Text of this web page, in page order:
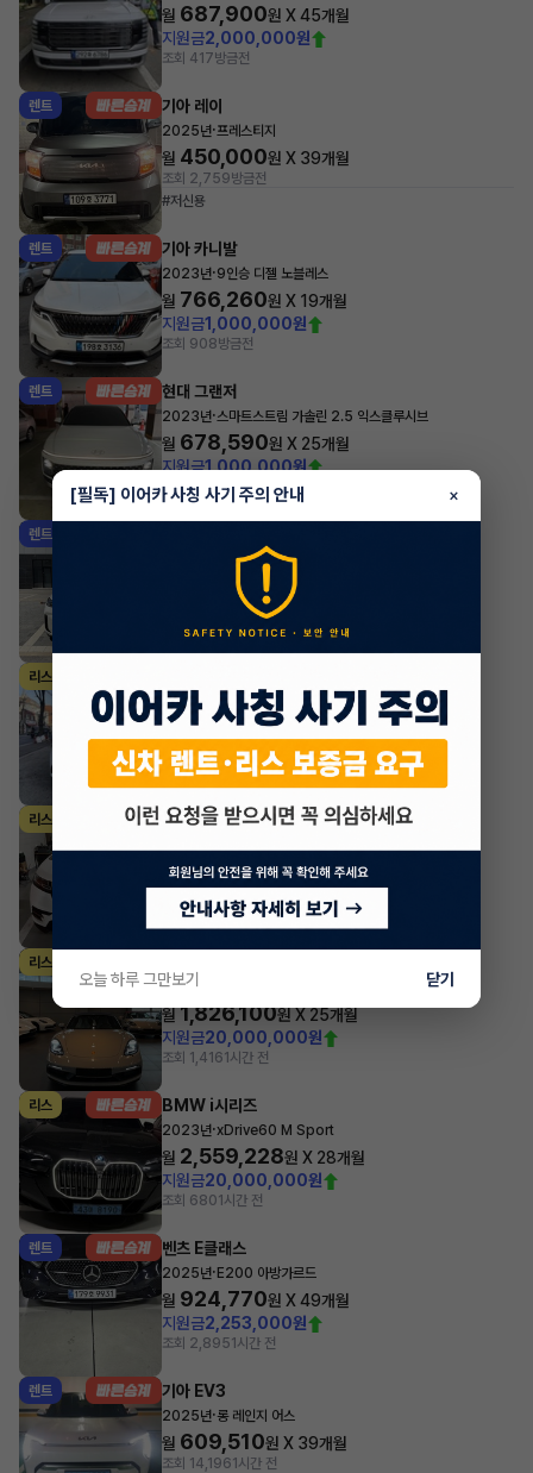
월 687,900원 X45개월
지원금2,000,000원
조회 417방금전
렌트 기아 레이
2025년·프레스티지
월 450,000원 X 39개월
조회 2,759방금전
#저신용
렌트 기아 카니발
2023년·9인승 디젤 노블레스
월 766,260원 X 19개월
지원금1,000,000원
조회 908방금전
렌트 현대 그랜저
2023년·스마트스트림 가솔린 2.5 익스클루시브
월 678,590원 X 25개월
지원금1,000,000원
조회 1,513방금전
렌트
xDrive40i M Sport Package
1,712,300 원 X
2,000,000원
조회 227방금전
리스
2025년 E200 아방가르드
월 974,780원 X49개월
지원금7,000,000원
조회 704방금전
리스 랜드로버 레인지로버 벨라
월1,480,000원 X34개월
조회 3,071 1시간 전
리스
2023년
월 1,826,100원 X 25개월
지원금20,000,000원
조회 1,4161시간 전
리스 BMW i시리즈
2023년·xDrive60 M Sport
월 2,559,228원 X 28개월
지원금20,000,000원
조회 6801시간 전
렌트 벤츠 E클래스
2025년· E200 아방가르드
월 924,770원 X49개월
지원금2,253,000원
조회 2,8951시간 전
렌트 기아 EV3
2025년·롱 레인지 어스
월 609,510원 X 39개월
조회 14,1961시간 전
[필독] 이어카 사칭 사기 주의 안내 ×
오늘 하루 그만보기 닫기